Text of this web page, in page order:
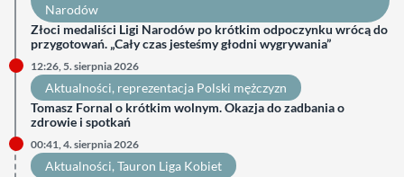
Narodów
Złoci medaliści Ligi Narodów po krótkim odpoczynku wrócą do
przygotowań. „Cały czas jesteśmy głodni wygrywania”
12:26, 5. sierpnia 2026
Aktualności, reprezentacja Polski mężczyzn
Tomasz Fornal o krótkim wolnym. Okazja do zadbania o
zdrowie i spotkań
00:41, 4. sierpnia 2026
Aktualności, Tauron Liga Kobiet